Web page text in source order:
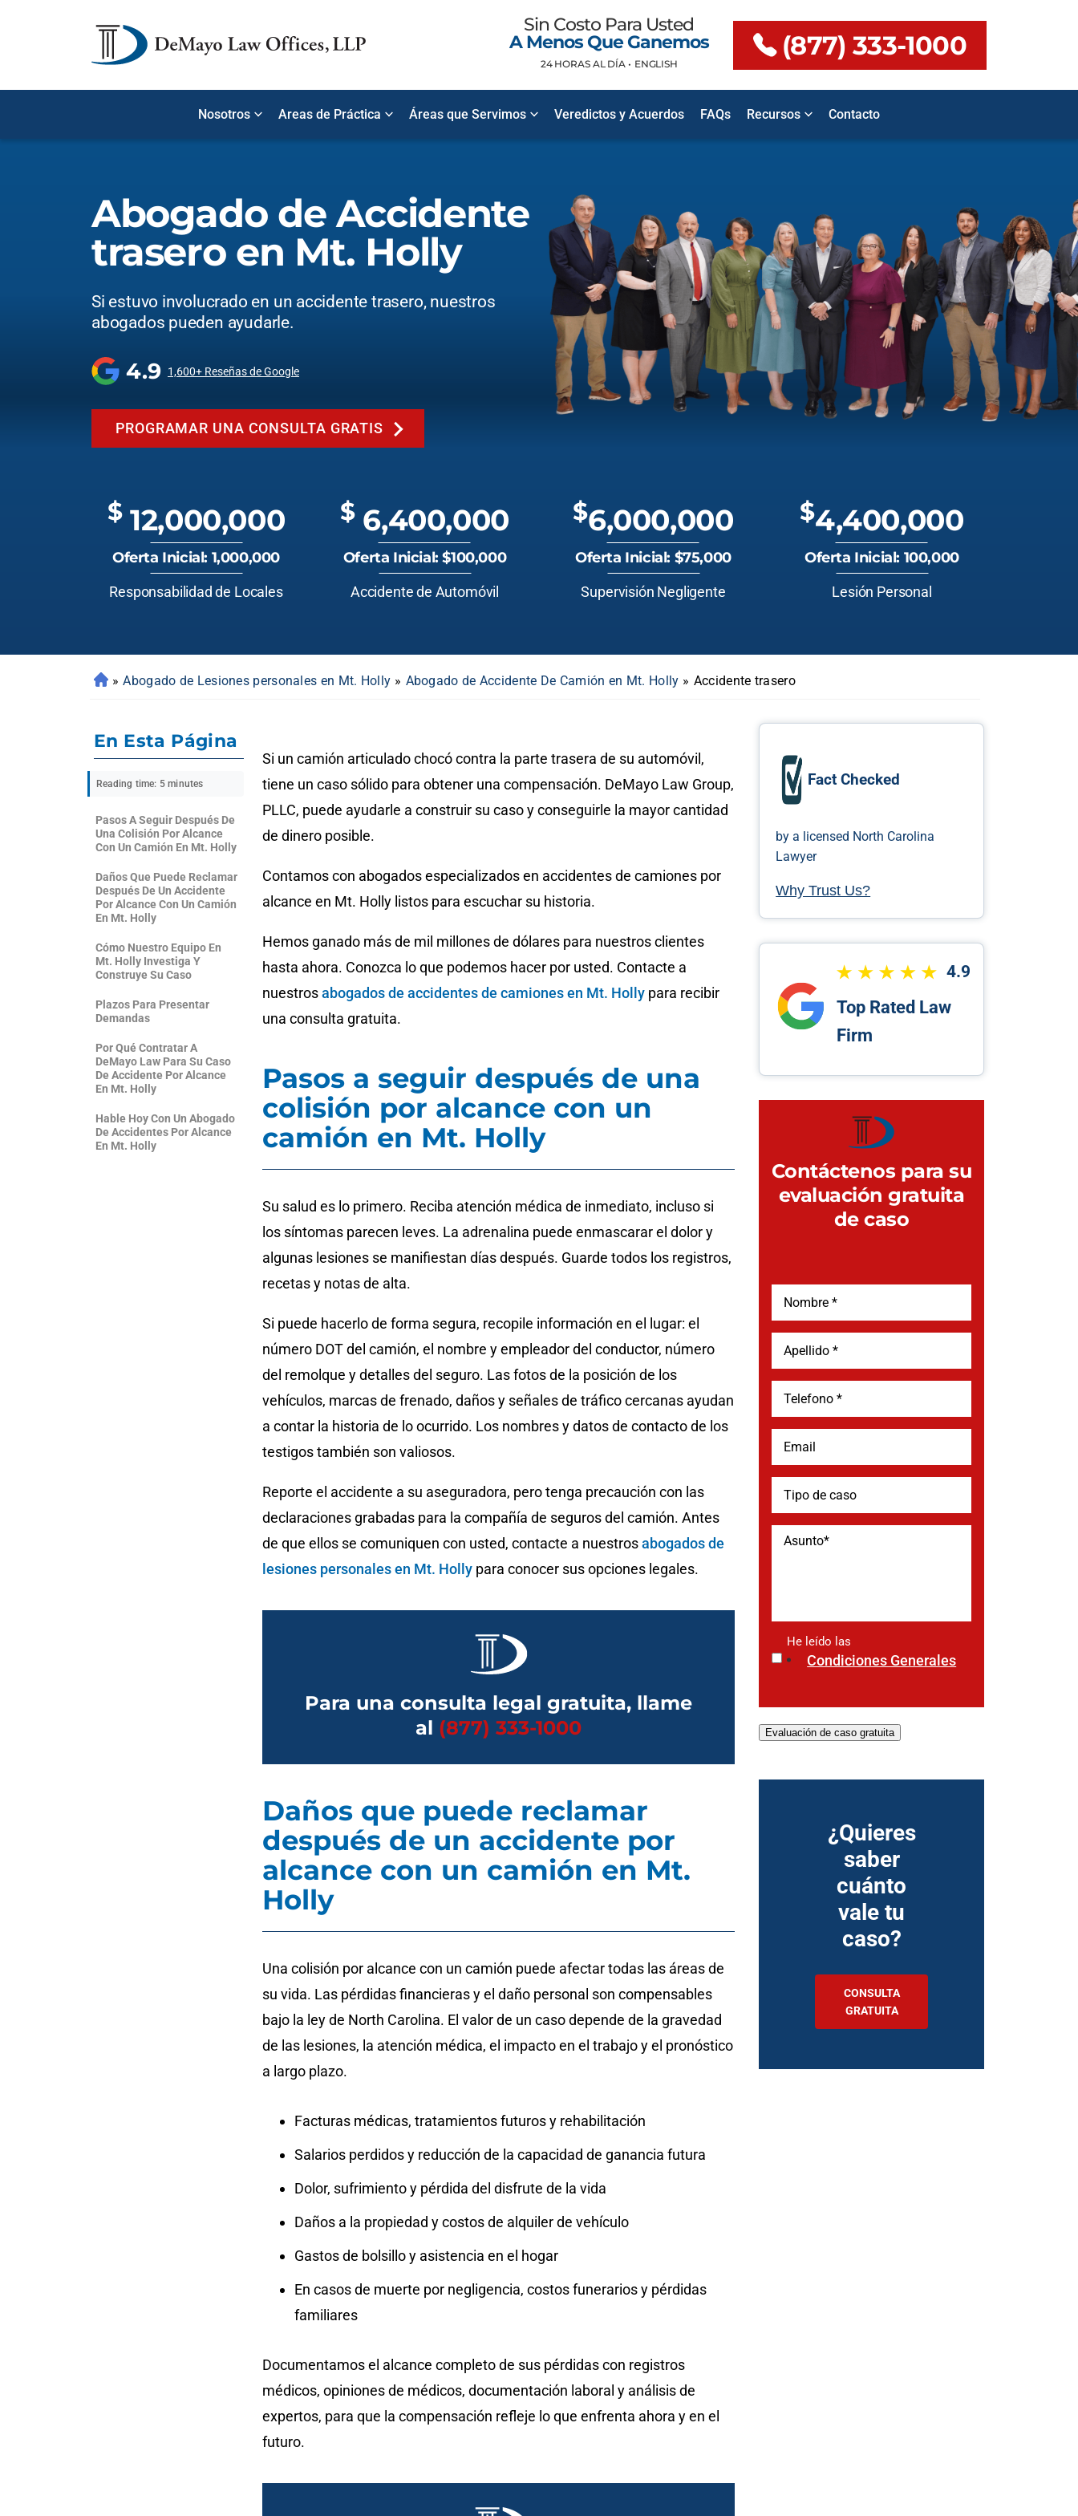
Sin Costo Para Usted
A Menos Que Ganemos
24 HORAS AL DÍA • ENGLISH
(877) 333-1000
Nosotros Areas de Práctica Áreas que Servimos Veredictos y Acuerdos FAQs Recursos Contacto
Abogado de Accidente
trasero en Mt. Holly
Si estuvo involucrado en un accidente trasero, nuestros
abogados pueden ayudarle.
4.9 1,600+ Reseñas de Google
PROGRAMAR UNA CONSULTA GRATIS
$12,000,000
Oferta Inicial: 1,000,000
Responsabilidad de Locales
$6,400,000
Oferta Inicial: $100,000
Accidente de Automóvil
$6,000,000
Oferta Inicial: $75,000
Supervisión Negligente
$4,400,000
Oferta Inicial: 100,000
Lesión Personal
» Abogado de Lesiones personales en Mt. Holly » Abogado de Accidente De Camión en Mt. Holly » Accidente trasero
En Esta Página
Reading time: 5 minutes
Pasos A Seguir Después De
Una Colisión Por Alcance
Con Un Camión En Mt. Holly
Daños Que Puede Reclamar
Después De Un Accidente
Por Alcance Con Un Camión
En Mt. Holly
Cómo Nuestro Equipo En
Mt. Holly Investiga Y
Construye Su Caso
Plazos Para Presentar
Demandas
Por Qué Contratar A
DeMayo Law Para Su Caso
De Accidente Por Alcance
En Mt. Holly
Hable Hoy Con Un Abogado
De Accidentes Por Alcance
En Mt. Holly
Si un camión articulado chocó contra la parte trasera de su automóvil,
tiene un caso sólido para obtener una compensación. DeMayo Law Group,
PLLC, puede ayudarle a construir su caso y conseguirle la mayor cantidad
de dinero posible.
Contamos con abogados especializados en accidentes de camiones por
alcance en Mt. Holly listos para escuchar su historia.
Hemos ganado más de mil millones de dólares para nuestros clientes
hasta ahora. Conozca lo que podemos hacer por usted. Contacte a
nuestrosabogados de accidentes de camiones en Mt. Holly para recibir
una consulta gratuita.
Pasos a seguir después de una
colisión por alcance con un
camión en Mt. Holly
Su salud es lo primero. Reciba atención médica de inmediato, incluso si
los síntomas parecen leves. La adrenalina puede enmascarar el dolor y
algunas lesiones se manifiestan días después. Guarde todos los registros,
recetas y notas de alta.
Si puede hacerlo de forma segura, recopile información en el lugar: el
número DOT del camión, el nombre y empleador del conductor, número
del remolque y detalles del seguro. Las fotos de la posición de los
vehículos, marcas de frenado, daños y señales de tráfico cercanas ayudan
a contar la historia de lo ocurrido. Los nombres y datos de contacto de los
testigos también son valiosos.
Reporte el accidente a su aseguradora, pero tenga precaución con las
declaraciones grabadas para la compañía de seguros del camión. Antes
de que ellos se comuniquen con usted, contacte a nuestrosabogados de
lesiones personales en Mt. Holly para conocer sus opciones legales.
Para una consulta legal gratuita, llame
al (877) 333-1000
Daños que puede reclamar
después de un accidente por
alcance con un camión en Mt.
Holly
Una colisión por alcance con un camión puede afectar todas las áreas de
su vida. Las pérdidas financieras y el daño personal son compensables
bajo la ley de North Carolina. El valor de un caso depende de la gravedad
de las lesiones, la atención médica, el impacto en el trabajo y el pronóstico
a largo plazo.
Facturas médicas, tratamientos futuros y rehabilitación
Salarios perdidos y reducción de la capacidad de ganancia futura
Dolor, sufrimiento y pérdida del disfrute de la vida
Daños a la propiedad y costos de alquiler de vehículo
Gastos de bolsillo y asistencia en el hogar
En casos de muerte por negligencia, costos funerarios y pérdidas
familiares
Documentamos el alcance completo de sus pérdidas con registros
médicos, opiniones de médicos, documentación laboral y análisis de
expertos, para que la compensación refleje lo que enfrenta ahora y en el
futuro.
Fact Checked
by a licensed North Carolina
Lawyer
Why Trust Us?
4.9
Top Rated Law
Firm
Contáctenos para su
evaluación gratuita
de caso
He leído las
Condiciones Generales
Evaluación de caso gratuita
¿Quieres
saber
cuánto
vale tu
caso?
CONSULTA
GRATUITA